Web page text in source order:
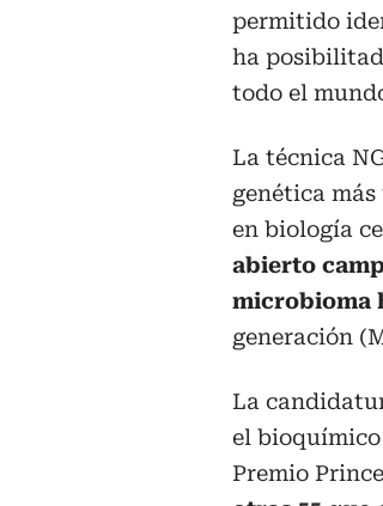
permitido
ha
todo el
La técnica
genética
en biología
abierto
microbioma
generación
La
el
Premio